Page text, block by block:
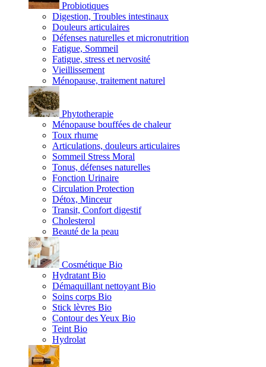
Probiotiques
Digestion, Troubles intestinaux
Douleurs articulaires
Défenses naturelles et micronutrition
Fatigue, Sommeil
Fatigue, stress et nervosité
Vieillissement
Ménopause, traitement naturel
Phytotherapie
Ménopause bouffées de chaleur
Toux rhume
Articulations, douleurs articulaires
Sommeil Stress Moral
Tonus, défenses naturelles
Fonction Urinaire
Circulation Protection
Détox, Minceur
Transit, Confort digestif
Cholesterol
Beauté de la peau
Cosmétique Bio
Hydratant Bio
Démaquillant nettoyant Bio
Soins corps Bio
Stick lèvres Bio
Contour des Yeux Bio
Teint Bio
Hydrolat